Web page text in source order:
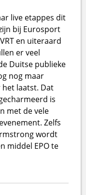
live etappes dit
bij Eurosport
en uiteraard
er veel
Duitse publieke
nog maar
het laatst. Dat
is
met de vele
Zelfs
wordt
middel EPO te